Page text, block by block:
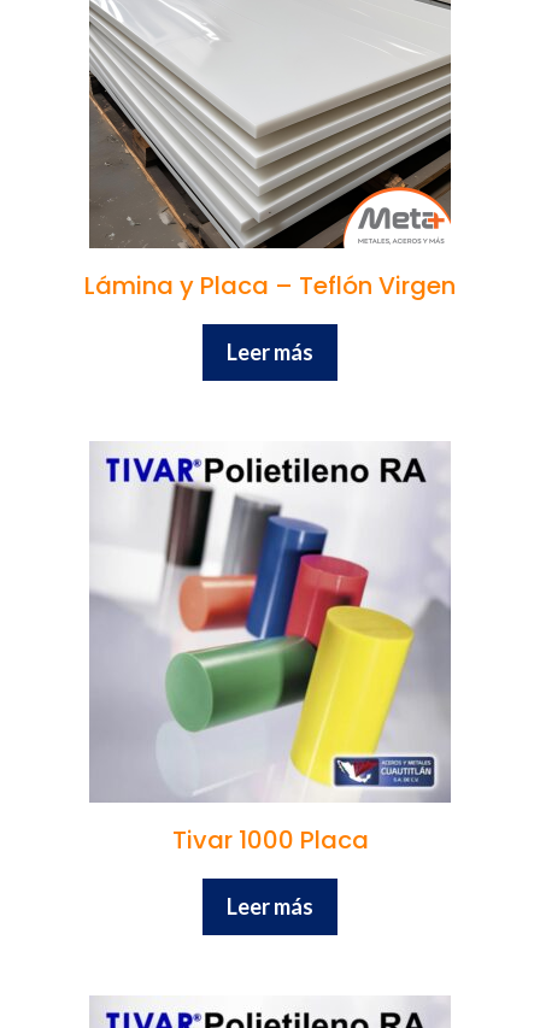
Lámina y Placa – Teflón Virgen
Leer más
Tivar 1000 Placa
Leer más